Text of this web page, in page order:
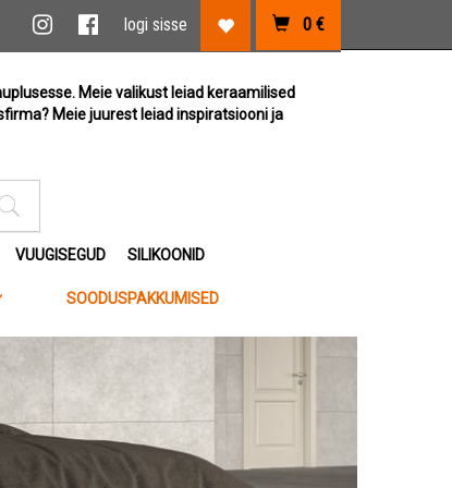
0 €
Lemmikute link
logi sisse
Facebook link
Instagram link
Meie valikust leiad keraamilised
Meie juurest leiad inspiratsiooni ja
VUUGISEGUD SILIKOONID
SOODUSPAKKUMISED